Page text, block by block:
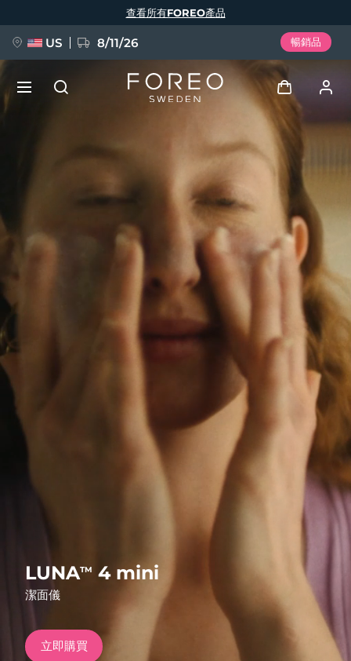
LUNATM 4 mini
潔面儀
立即購買
查看所有FOREO產品
US 8/11/26 暢銷品
用戶信息
我的設備
我的訂單
我的地址
我的訂閱
FAQ™ Pure Beauty-Tech Elixir
issa™ Teeth Whitening Set
FAQ™ Dual LED Panel
紅光療法
Español
Français
Italiano
Português
Svenska
Русский
简体中文 繁體中文
預計送達日期 11/8/26
英國 預計送達日期 10/8/26
預計送達日期
13/8/26
德國
預計送達日期 14/8/26